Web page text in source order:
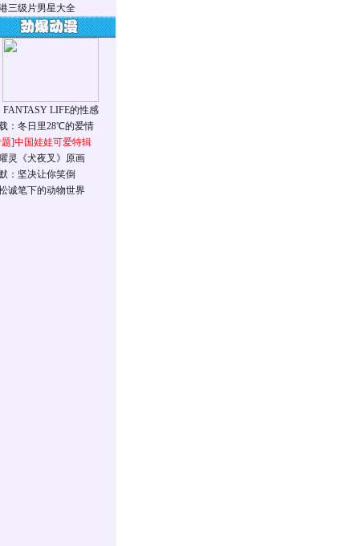
三级片男星大全
FANTASY LIFE的性感
：冬日里28℃的爱情
]中国娃娃可爱特辑
灵《犬夜叉》原画
：坚决让你笑倒
诚笔下的动物世界